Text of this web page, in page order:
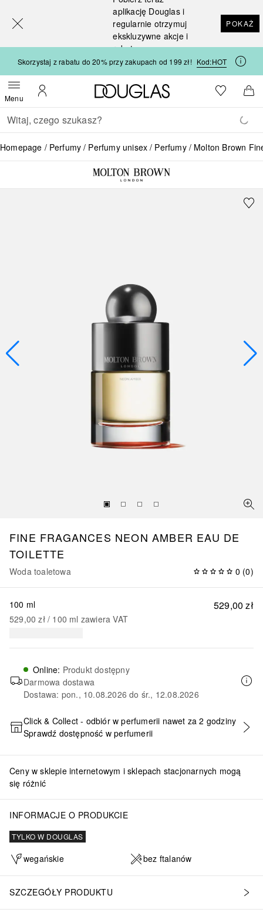
aplikację Douglas i
regularnie otrzymuj
ekskluzywne akcje i
rabaty
POKAŻ
Skorzystaj z rabatu do 20% przy zakupach od 199 zł! Kod:HOT
MenuOtwórz menuMoje konto
Strona główna Douglas
Do listyDo
Wracać
Wykonaj wyszukiwanie
Homepage Perfumy Perfumy unisex Perfumy Molton Brown
FINE FRAGANCES NEON AMBER EAU DE
TOILETTE
Woda toaletowa 0 (0)
529,00 zł
100 ml
529,00 zł / 100 ml zawiera VAT
Online: Produkt dostępny
Darmowa dostawa
Dostawa: pon., 10.08.2026 do śr., 12.08.2026
DODAJ DO KOSZYKA
Click & Collect - odbiór w perfumerii nawet za 2 godziny
Sprawdź dostępność w perfumerii
Ceny w sklepie internetowym i sklepach stacjonarnych mogą
się różnić
INFORMACJE O PRODUKCIE
TYLKO W DOUGLAS
wegańskie bez ftalanów
SZCZEGÓŁY PRODUKTU
[navigation.slideout.screenreader]